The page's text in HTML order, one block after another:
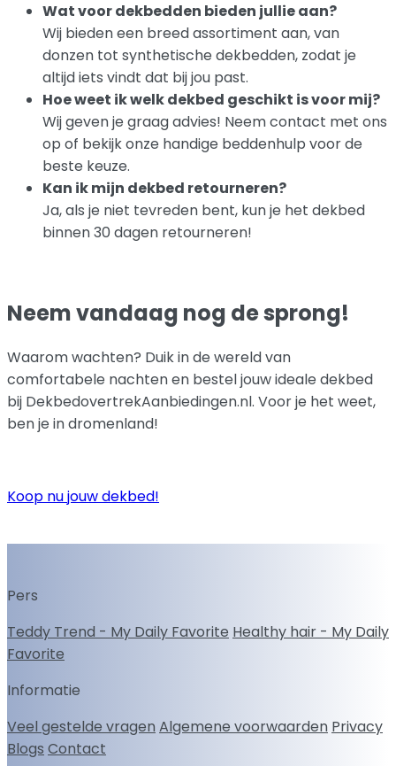
Wat voor dekbedden bieden jullie aan?
Wij bieden een breed assortiment aan, van
donzen tot synthetische dekbedden, zodat je
altijd iets vindt dat bij jou past.
Hoe weet ik welk dekbed geschikt is voor mij?
Wij geven je graag advies! Neem contact met ons
op of bekijk onze handige beddenhulp voor de
beste keuze.
Kan ik mijn dekbed retourneren?
Ja, als je niet tevreden bent, kun je het dekbed
binnen 30 dagen retourneren!
Neem vandaag nog de sprong!
Waarom wachten? Duik in de wereld van
comfortabele nachten en bestel jouw ideale dekbed
bij DekbedovertrekAanbiedingen.nl. Voor je het weet,
ben je in dromenland!
Koop nu jouw dekbed!
Pers
Teddy Trend - My Daily Favorite Healthy hair - My Daily
Favorite
Informatie
Veel gestelde vragen Algemene voorwaarden Privacy
Blogs Contact